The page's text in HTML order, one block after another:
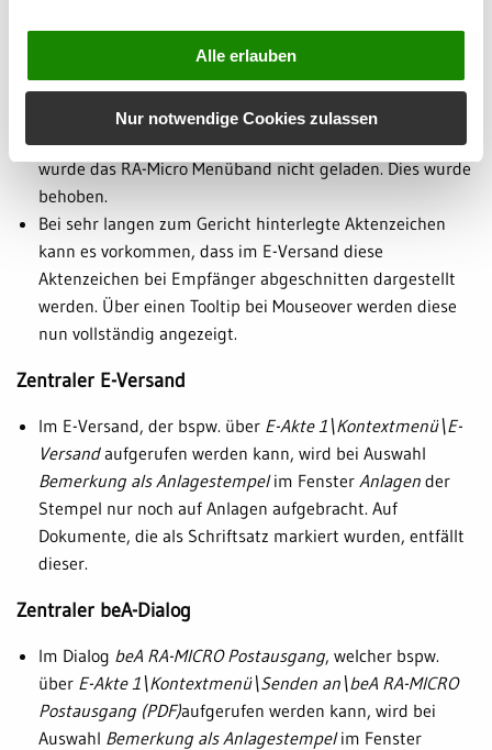
Alle erlauben
Nur notwendige Cookies zulassen
Das FensterAuswahl nach Namen, welches bspw. bei
erscheint, merkt sich nun die letzte
Größe, Position und Spaltenbreite. Die Position wird
zentriert am Word-Fenster ausgerichtet.
Beim Starten von Word i.V. m. der Notariats-Schnittstelle
wurde das RA-Micro Menüband nicht geladen. Dies wurde
behoben.
Bei sehr langen zum Gericht hinterlegte Aktenzeichen
kann es vorkommen, dass im E-Versand diese
Aktenzeichen bei Empfänger abgeschnitten dargestellt
werden. Über einen Tooltip bei Mouseover werden diese
nun vollständig angezeigt.
Zentraler E-Versand
Im E-Versand, der bspw. über E-Akte 1\Kontextmenü\E-
Versandaufgerufen werden kann, wird bei Auswahl
Bemerkung als Anlagestempelim Fenster Anlagen der
Stempel nur noch auf Anlagen aufgebracht. Auf
Dokumente, die als Schriftsatz markiert wurden, entfällt
dieser.
Zentraler beA-Dialog
Im Dialog beA RA-MICRO Postausgang, welcher bspw.
über E-Akte 1\Kontextmenü\Senden an\beA RA-MICRO
Postausgang (PDF)aufgerufen werden kann, wird bei
Auswahl Bemerkung als Anlagestempelim Fenster